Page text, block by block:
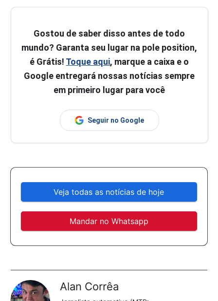
Gostou de saber disso antes de todo
mundo? Garanta seu lugar na pole position,
é Grátis! Toque aqui, marque a caixa e o
Google entregará nossas notícias sempre
em primeiro lugar para você
Seguir no Google
Veja todas as notícias de hoje
Mandar no Whatsapp
Alan Corrêa